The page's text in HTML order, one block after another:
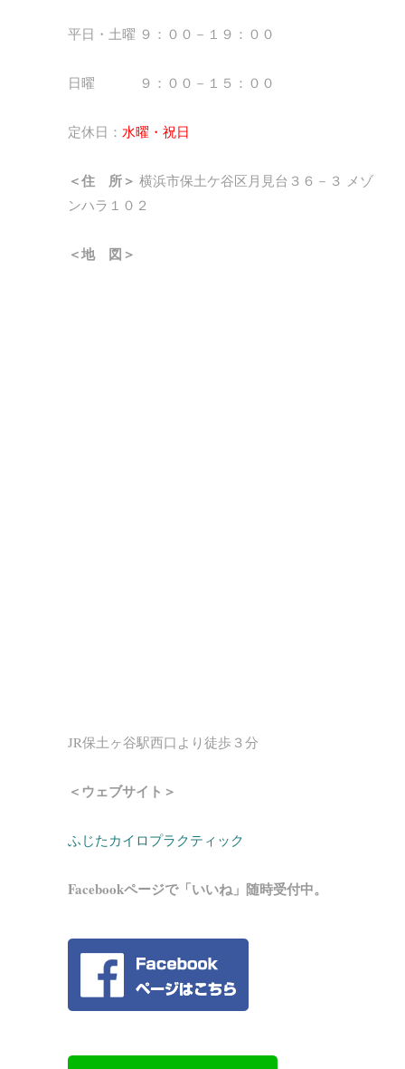
平日・土曜 ９：００－１９：００
日曜 ９：００－１５：００
定休日： 水曜・祝日
＜住 所＞ 横浜市保土ケ谷区月見台３６－３ メゾ
ンハラ１０２
＜地 図＞
JR保土ヶ谷駅西口より徒歩３分
＜ウェブサイト＞
ふじたカイロプラクティック
Facebookページで「いいね」随時受付中。